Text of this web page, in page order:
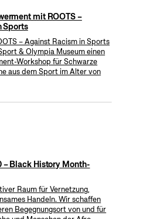
mit ROOTS –
Sports
– Against Racism in Sports
& Olympia Museum einen
Workshop für Schwarze
aus dem Sport im Alter von
– Black History Month-
Raum für Vernetzung,
Handeln. Wir schaffen
Begegnungsort von und für